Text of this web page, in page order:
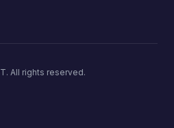
All rights reserved.